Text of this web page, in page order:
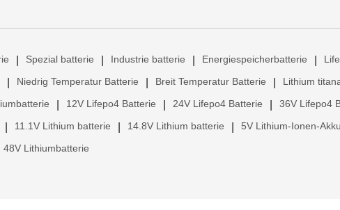
Spezial batterie Industrie batterie Energiespeicherbatterie
Niedrig Temperatur Batterie Breit Temperatur Batterie Lithium
12V Lifepo4 Batterie 24V Lifepo4 Batterie 36V Lifepo4
11.1V Lithium batterie 14.8V Lithium batterie 5V Lithium-Ionen-Akku
48V Lithiumbatterie